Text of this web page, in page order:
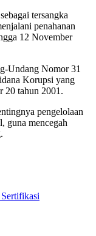
tersangka
penahanan
12 November
Undang Nomor 31
Korupsi yang
20 tahun 2001.
pengelolaan
guna mencegah